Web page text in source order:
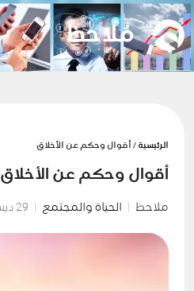
الرئيسية / أقوال وحكم عن الأخلاق
أقوال وحكم عن الأخلاق
ملاحظ الحياة والمجتمع 29 ديسمبر، 2025